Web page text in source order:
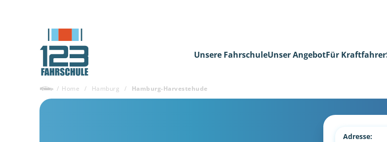
Unsere FahrschuleUnser AngebotFür Kraftfahrer
/ Home / Hamburg / Hamburg-Harvestehude
Adresse: